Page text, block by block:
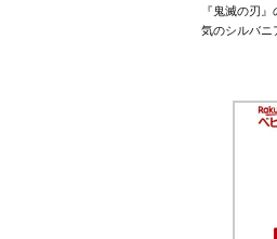
『鬼滅の刃
気のシルバニ